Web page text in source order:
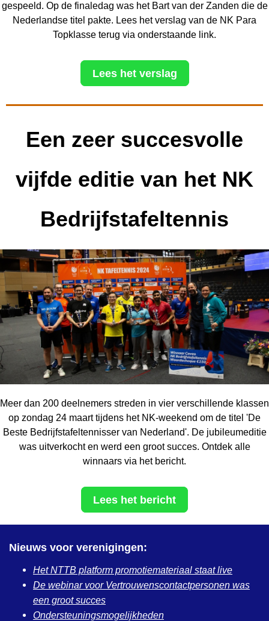
gespeeld. Op de finaledag was het Bart van der Zanden die de
Nederlandse titel pakte. Lees het verslag van de NK Para
Topklasse terug via onderstaande link.
Lees het verslag
Een zeer succesvolle
vijfde editie van het NK
Bedrijfstafeltennis
Meer dan 200 deelnemers streden in vier verschillende klassen
op zondag 24 maart tijdens het NK-weekend om de titel 'De
Beste Bedrijfstafeltennisser van Nederland'. De jubileumeditie
was uitverkocht en werd een groot succes. Ontdek alle
winnaars via het bericht.
Lees het bericht
Nieuws voor verenigingen:
Het NTTB platform promotiemateriaal staat live
De webinar voor Vertrouwenscontactpersonen was
een groot succes
Ondersteuningsmogelijkheden